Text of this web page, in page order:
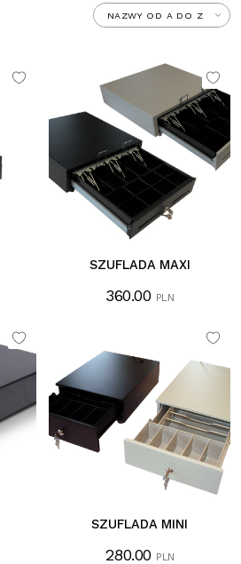
SZUFLADA MAXI
360.00 PLN
SZUFLADA MINI
280.00 PLN